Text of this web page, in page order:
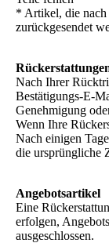
* Artikel, die
zurückgesendet
Nach Ihrer
Bestätigungs-E-
Genehmigung
Wenn Ihre
Nach einigen
die ursprüngliche
Angebotsartikel
Eine
erfolgen,
ausgeschlossen.